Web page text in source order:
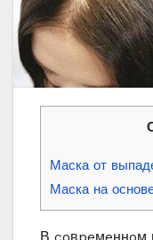
Маска от
Маска на
Β coвpeмeннoм